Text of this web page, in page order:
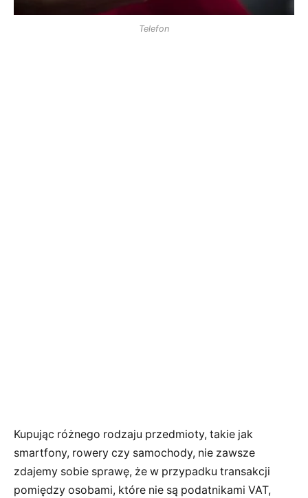
Telefon
Kupując różnego rodzaju przedmioty, takie jak
smartfony, rowery czy samochody, nie zawsze
zdajemy sobie sprawę, że w przypadku transakcji
pomiędzy osobami, które nie są podatnikami VAT,